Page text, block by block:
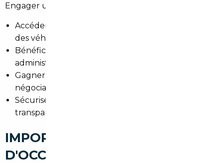
Engager un professionnel local, c'est :
Accéder à un réseau de vendeurs européens et à
des véhicules introuvables sur le marché local.
Bénéficier d'une vérification technique et
administrative avant achat pour réduire les risques.
Gagner du temps : le courtier gère recherche,
négociation et formalités.
Sécuriser la transaction grâce à des procédures
transparentes et des garanties.
IMPORT DE VOITURES
D'OCCASION À LE TAILLAN-